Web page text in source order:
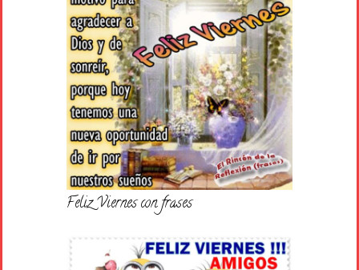
Feliz Viernes con frases